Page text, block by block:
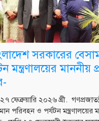
সরকারের
মাননীয়
ফেব্রুয়ারি ২০২৬ খ্রী.
পরিবহন ও পর্যটন মন্ত্রণালয়ের